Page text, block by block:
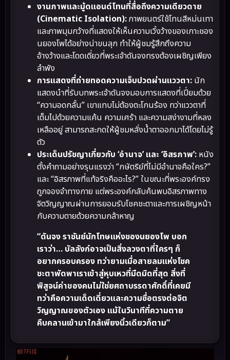
งานภาพและมู้ดแอนด์โทนที่สื่อถึงความเดียวดาย
(Cinematic Isolation):ภาพยนตร์ใช้โทนสีหม่นเทา
และภาพมุมกว้างที่แสดงให้เห็นความเวิ้งว้างของเกาะชอง
นยองโพได้อย่างน่าขนลุก ทำให้ผู้ชมรู้สึกถึงความ
อ้างว้างและโดดเดี่ยวที่พระเจ้าดันจงทรงต้องเผชิญเพียง
ลำพัง
การแสดงที่ถ่ายทอดความเจ็บปวดผ่านแววตา: นัก
แสดงนำที่รับบทพระเจ้าดันจงมอบการแสดงที่เปี่ยมด้วย
“ความอดกลั้น” เขาแทบไม่ต้องตะโกนร้อง ทว่าแววตาที่
เต็มไปด้วยความแค้น ความเศร้า และความสง่างามที่หลง
เหลืออยู่ สามารถสะกดให้ผู้ชมหลั่งน้ำตาออกมาได้โดยไม่รู้
ตัว
ประเด็นปรัชญาเกี่ยวกับ ‘อำนาจ’ และ ‘อิสรภาพ’: หนัง
ตั้งคำถามอย่างรุนแรงว่า “กษัตริย์ที่ไม่มีอำนาจคือใคร?”
และ “อิสรภาพที่แท้จริงคืออะไร?” ในขณะที่พระองค์ทรง
ถูกจองจำทางกาย แต่พระองค์กลับค้นพบอิสรภาพทาง
จิตวิญญาณผ่านการยอมรับโชคชะตาและการเผชิญหน้า
กับความตายด้วยความกล้าหาญ
“ดันจง ราชันย์นักโทษแห่งชองนยองโพ บอก
เราว่า… บัลลังก์อาจเป็นสิ่งลวงตาที่ใครๆ ก็
อยากครอบครอง ทว่ายามเมื่อสายลมแห่งโชค
ชะตาพัดพาเราเข้าสู่หุบเหวที่มืดมิดที่สุด สิ่งที่
พิสูจน์ค่าของคนไม่ใช่ยศถาบรรดาศักดิ์ที่เคยมี
ทว่าคือความเด็ดเดี่ยวและความซื่อตรงต่อจิต
วิญญาณของตัวเอง แม้ในวินาทีที่ความตาย
คืบคลานเข้ามาใกล้เพียงนิ้วเดียวก็ตาม”